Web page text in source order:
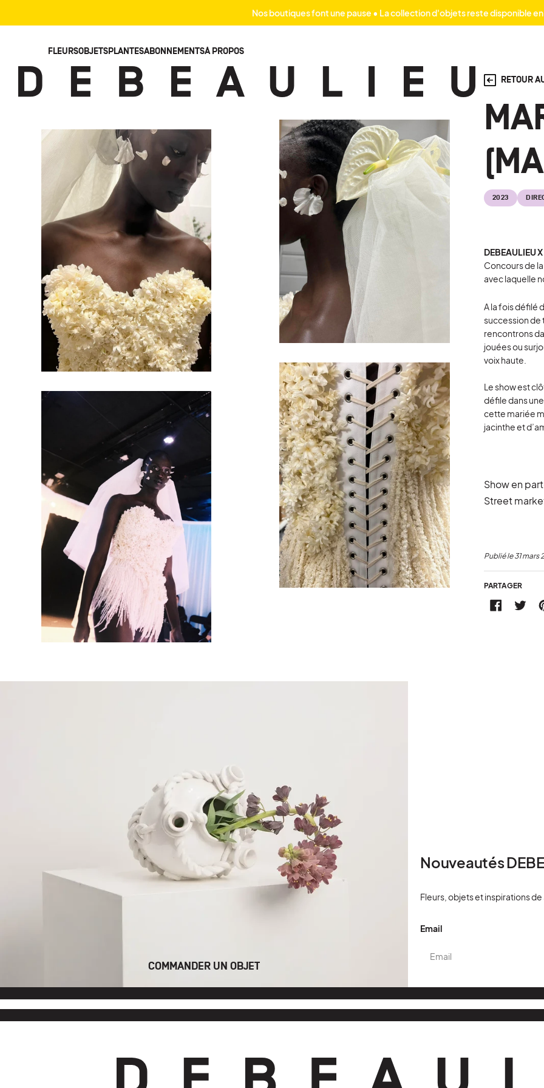
Nos boutiques font une pause • La collection d'objets reste disponible
FLEURSOBJETSPLANTESABONNEMENTSÀ PROPOS
RETOUR
2023
DEBEAULIEU
Concours de
avec laquelle
A la fois défilé
succession de
rencontrons
jouées ou
voix haute.
Le show est
défile dans
cette mariée
jacinthe et
Show en
Street
Publié le31 mars
PARTAGER
COMMANDER UN OBJET
Nouveautés
Fleurs, objets et inspirations de
Email